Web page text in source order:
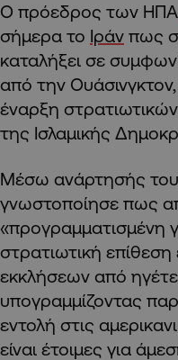
Ο πρόεδρος των ΗΠΑ
σήμερα το Ιράν πως
καταλήξει σε
από την
έναρξη
της Ισλαμικής
Μέσω ανάρτησής
γνωστοποίησε πως
«προγραμματισμένη
στρατιωτική επίθεση
εκκλήσεων από
υπογραμμίζοντας
εντολή στις
είναι έτοιμες για